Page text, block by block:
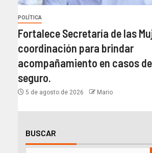
POLÍTICA
Fortalece Secretaría de las
coordinación para brindar
acompañamiento en casos
seguro.
5 de agosto de 2026 Mario
BUSCAR